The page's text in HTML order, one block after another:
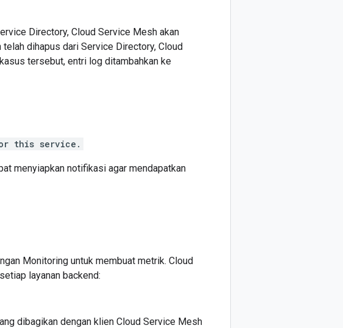
Directory, Cloud Service Mesh akan
dihapus dari Service Directory, Cloud
tersebut, entri log ditambahkan ke
this service.
menyiapkan notifikasi agar mendapatkan
Monitoring untuk membuat metrik. Cloud
layanan backend:
dibagikan dengan klien Cloud Service Mesh